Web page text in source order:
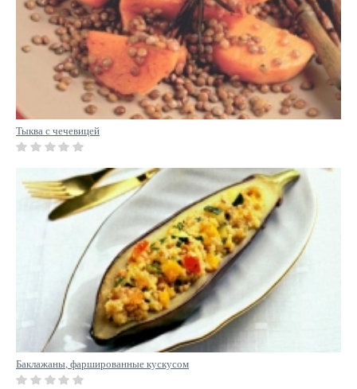
Тыква с чечевицей
Баклажаны, фаршированные кускусом